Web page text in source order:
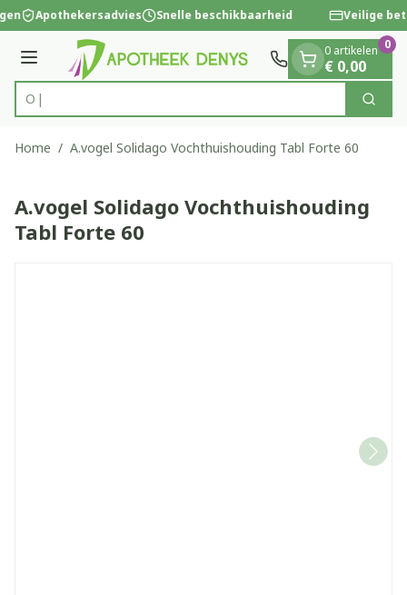
Ga naar de inhoud
1 van 1
Apothekersadvies Snelle beschikbaarheid Veilige
Menu
Product, merk, categorie... Zoek
0 artikelen
€ 0,00
0
Home / A.vogel Solidago Vochthuishouding Tabl Forte 60
A.vogel Solidago Vochthuishouding
Tabl Forte 60